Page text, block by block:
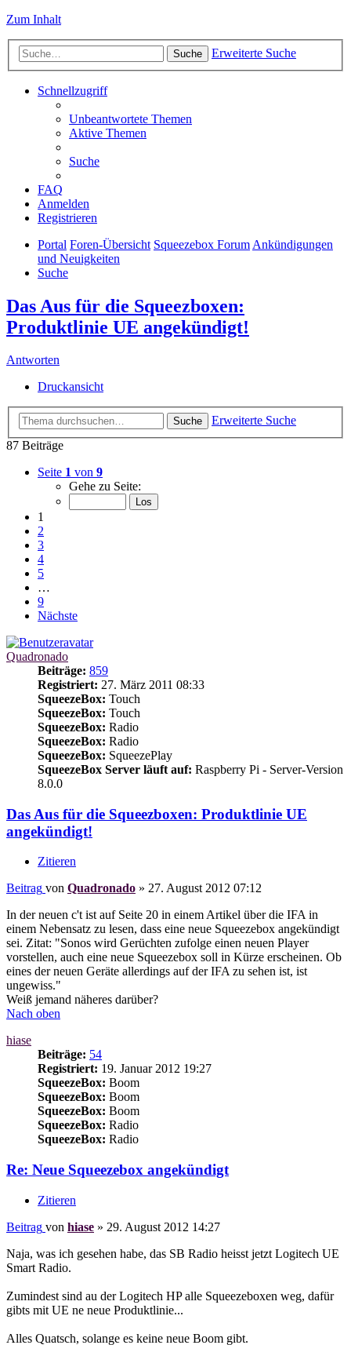
Zum Inhalt
Suche Erweiterte Suche
Schnellzugriff
Unbeantwortete Themen
Aktive Themen
Suche
FAQ
Anmelden
Registrieren
Portal Foren-Übersicht Squeezebox Forum Ankündigungen
und Neuigkeiten
Suche
Das Aus für die Squeezboxen:
Produktlinie UE angekündigt!
Antworten
Druckansicht
Suche
Erweiterte Suche
87 Beiträge
Seite 1 von 9
Gehe zu Seite:
1
2
3
4
5
…
9
Nächste
Quadronado
Beiträge: 859
Registriert: 27. März 2011 08:33
SqueezeBox: Touch
SqueezeBox: Touch
SqueezeBox: Radio
SqueezeBox: Radio
SqueezeBox: SqueezePlay
SqueezeBox Server läuft auf: Raspberry Pi - Server-Version
8.0.0
Das Aus für die Squeezboxen: Produktlinie UE
angekündigt!
Zitieren
Beitrag von Quadronado » 27. August 2012 07:12
In der neuen c't ist auf Seite 20 in einem Artikel über die IFA in
einem Nebensatz zu lesen, dass eine neue Squeezebox angekündigt
sei. Zitat: "Sonos wird Gerüchten zufolge einen neuen Player
vorstellen, auch eine neue Squeezebox soll in Kürze erscheinen. Ob
eines der neuen Geräte allerdings auf der IFA zu sehen ist, ist
ungewiss."
Weiß jemand näheres darüber?
Nach oben
hiase
Beiträge: 54
Registriert: 19. Januar 2012 19:27
SqueezeBox: Boom
SqueezeBox: Boom
SqueezeBox: Boom
SqueezeBox: Radio
SqueezeBox: Radio
Re: Neue Squeezebox angekündigt
Zitieren
Beitrag von hiase » 29. August 2012 14:27
Naja, was ich gesehen habe, das SB Radio heisst jetzt Logitech UE
Smart Radio.
Zumindest sind au der Logitech HP alle Squeezeboxen weg, dafür
gibts mit UE ne neue Produktlinie...
Alles Quatsch, solange es keine neue Boom gibt.